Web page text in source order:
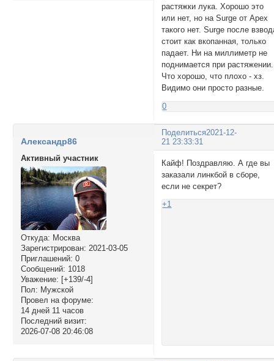
растяжки лука. Хорошо это
или нет, но на Surge от Apex
такого нет. Surge после
стоит как вкопанная, только
падает. Ни на миллиметр не
поднимается при растяжении.
Что хорошо, что плохо - хз.
Видимо они просто разные.
0
Поделиться2021-12-
21 23:33:31
Александр86
Активный участник
Откуда: Москва
Зарегистрирован: 2021-03-05
Приглашений: 0
Сообщений: 1018
Уважение: [+139/-4]
Пол: Мужской
Провел на форуме:
14 дней 11 часов
Последний визит:
2026-07-08 20:46:08
Кайф! Поздравляю. А где вы
заказали линкбой в сборе,
если не секрет?
+1